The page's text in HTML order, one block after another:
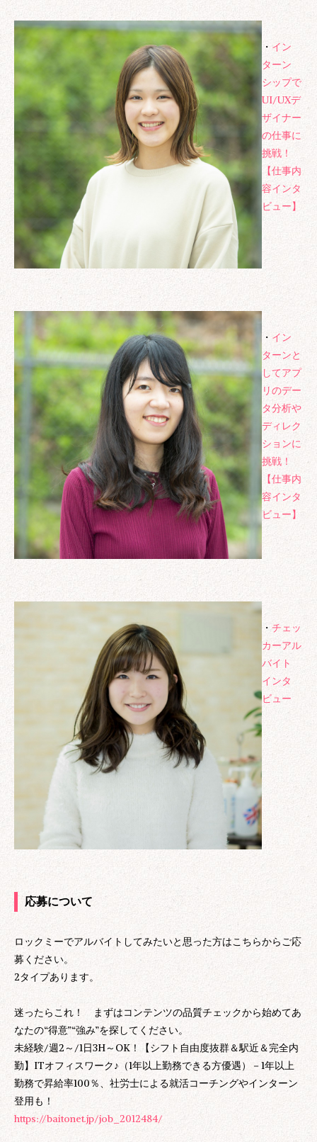
保護方針 特定商取引に基
情報提供、サービス提供
お問い合わせに対する回答、アフターサ
商品の発送、資料等の送付
当社及び第三者よりの商品、サービスの
ご案内、勧誘
マーケティング調査、分析
他、各サービス個別に定める目的のため
法令に基づく場合、法的手続に基づき提
第三者の生命、身体、財産保護のため必
toiawase@rockme.co.jp
・ イン
ターン
シップで
UI/UXデ
ザイナー
の仕事に
挑戦！
【仕事内
容インタ
ビュー】
・ イン
ターンと
してアプ
リのデー
タ分析や
ディレク
ションに
挑戦！
【仕事内
容インタ
ビュー】
・ チェッ
カーアル
バイト
インタ
ビュー
応募について
ロックミーでアルバイトしてみたいと思った方はこちらからご応
募ください。
2タイプあります。
迷ったらこれ！ まずはコンテンツの品質チェックから始めてあ
なたの“得意”“強み”を探してください。
未経験/週2～/1日3H～OK！【シフト自由度抜群＆駅近＆完全内
勤】ITオフィスワーク♪（1年以上勤務できる方優遇）－1年以上
勤務で昇給率100％、社労士による就活コーチングやインターン
登用も！
https://baitonet.jp/job_2012484/